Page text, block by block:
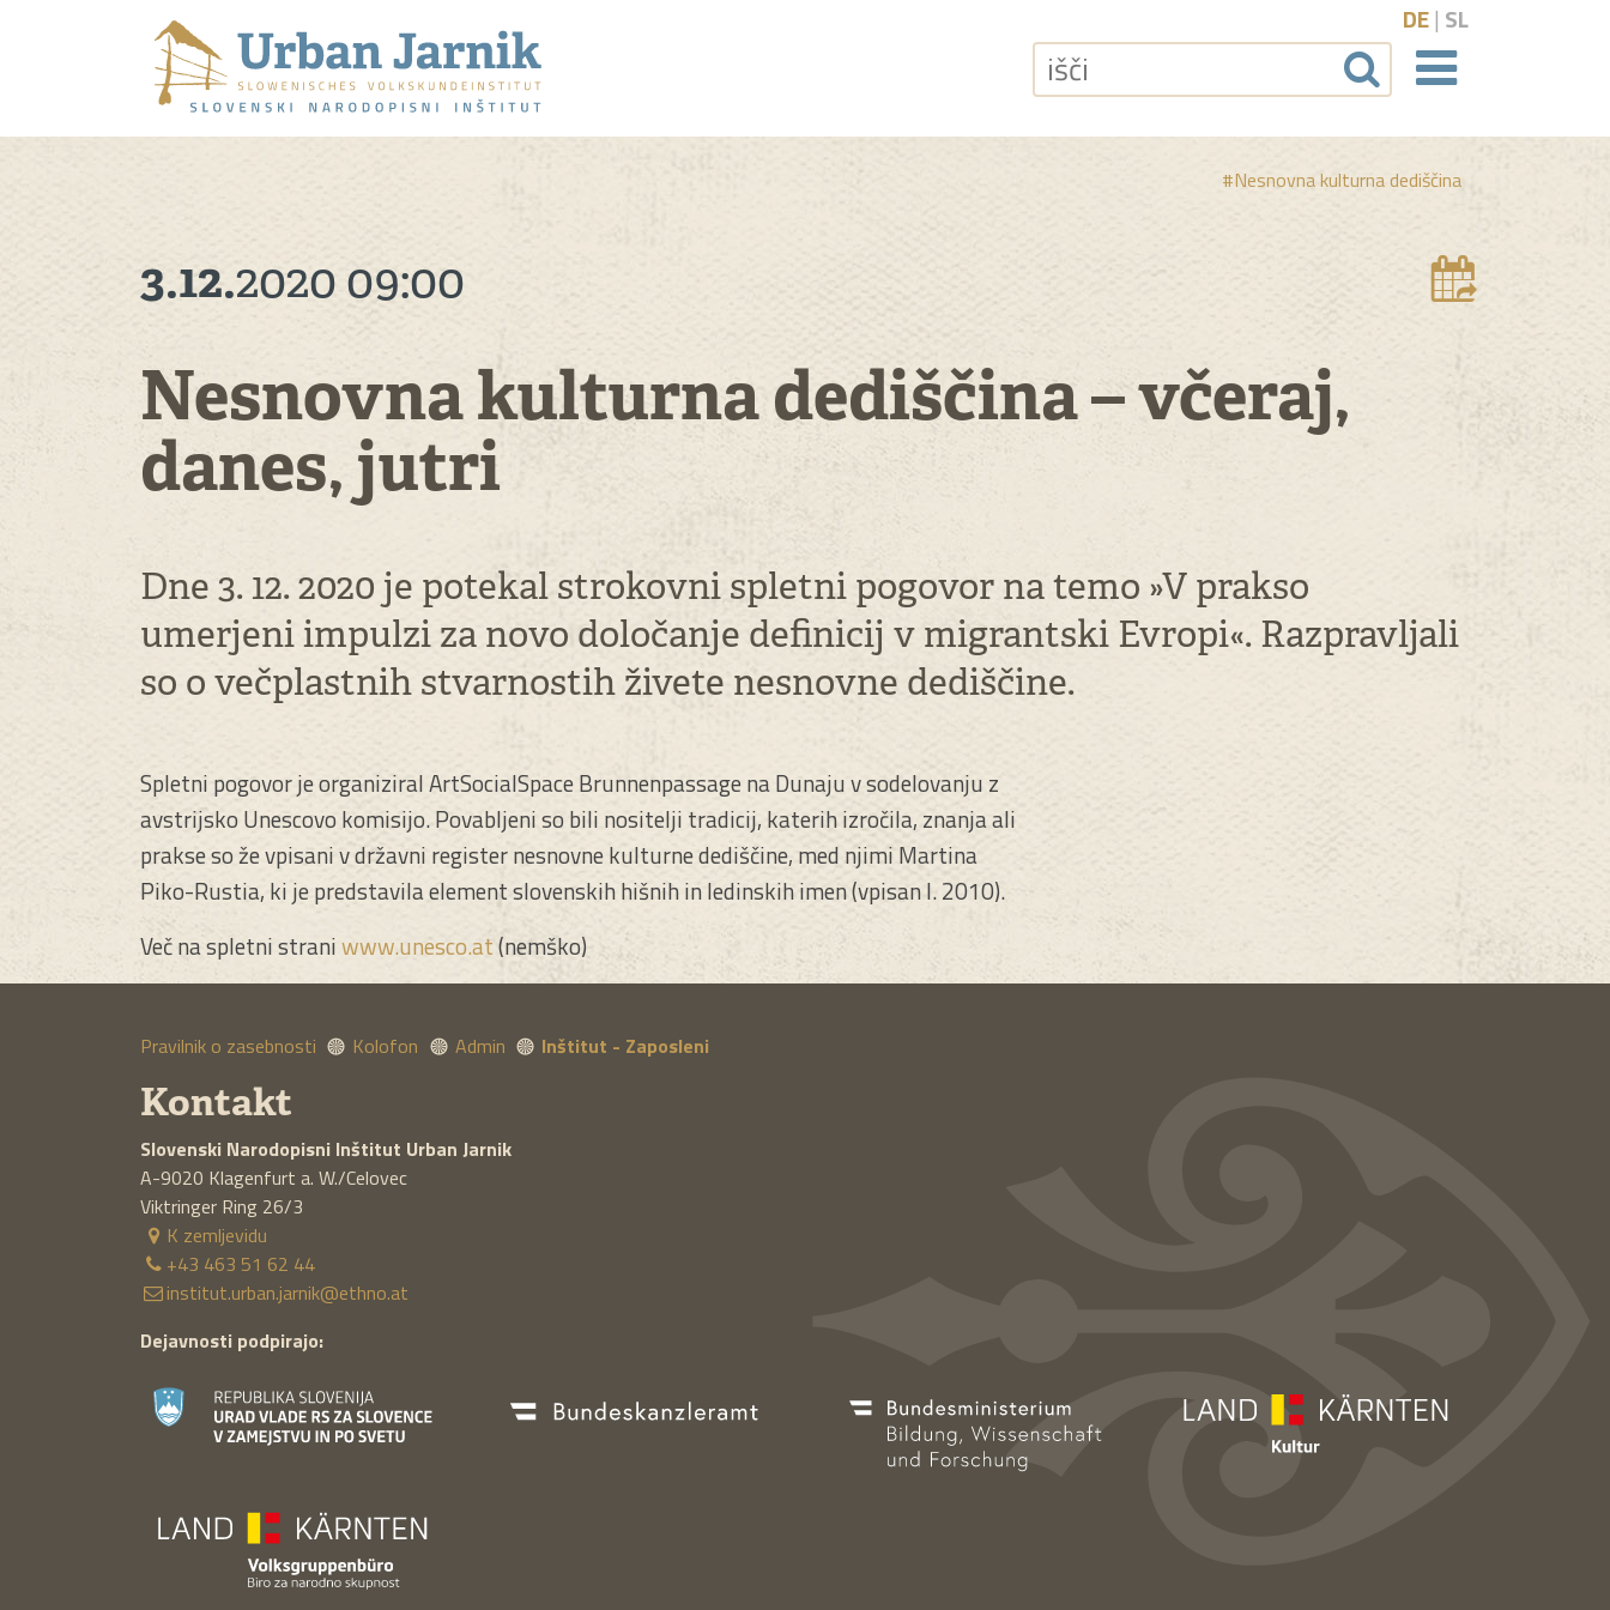
išči
DE| SL
#Nesnovna kulturna dediščina
3.12.202009:00
Nesnovna kulturna dediščina – včeraj,
danes, jutri
Dne 3. 12. 2020 je potekal strokovni spletni pogovor na temo »V prakso
umerjeni impulzi za novo določanje definicij v migrantski Evropi«. Razpravljali
so o večplastnih stvarnostih živete nesnovne dediščine.
Spletni pogovor je organiziral ArtSocialSpace Brunnenpassage na Dunaju v sodelovanju z
avstrijsko Unescovo komisijo. Povabljeni so bili nositelji tradicij, katerih izročila, znanja ali
prakse so že vpisani v državni register nesnovne kulturne dediščine, med njimi Martina
Piko-Rustia, ki je predstavila element slovenskih hišnih in ledinskih imen (vpisan l. 2010).
Več na spletni straniwww.unesco.at(nemško)
Pravilnik o zasebnosti Kolofon Admin Inštitut - Zaposleni
Kontakt
Slovenski Narodopisni Inštitut Urban Jarnik
A-9020 Klagenfurt a. W./Celovec
Viktringer Ring 26/3
K zemljevidu
+43 463 51 62 44
institut.urban.jarnik@ethno.at
Dejavnosti podpirajo: